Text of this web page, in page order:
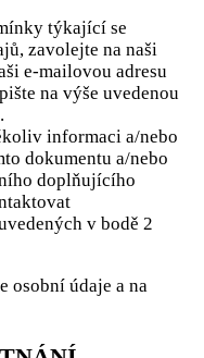
týkající se
zavolejte na naši
e-mailovou adresu
na výše uvedenou
informaci a/nebo
dokumentu a/nebo
doplňujícího
v bodě 2
osobní údaje a na